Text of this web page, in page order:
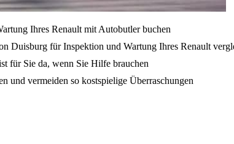
Ihres Renault mit Autobutler buchen
Duisburg für Inspektion und Wartung Ihres Renault
für Sie da, wenn Sie Hilfe brauchen
und vermeiden so kostspielige Überraschungen